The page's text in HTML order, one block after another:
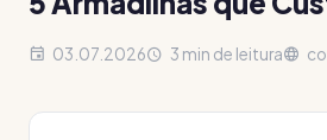
03.07.2026 3 min de leitura